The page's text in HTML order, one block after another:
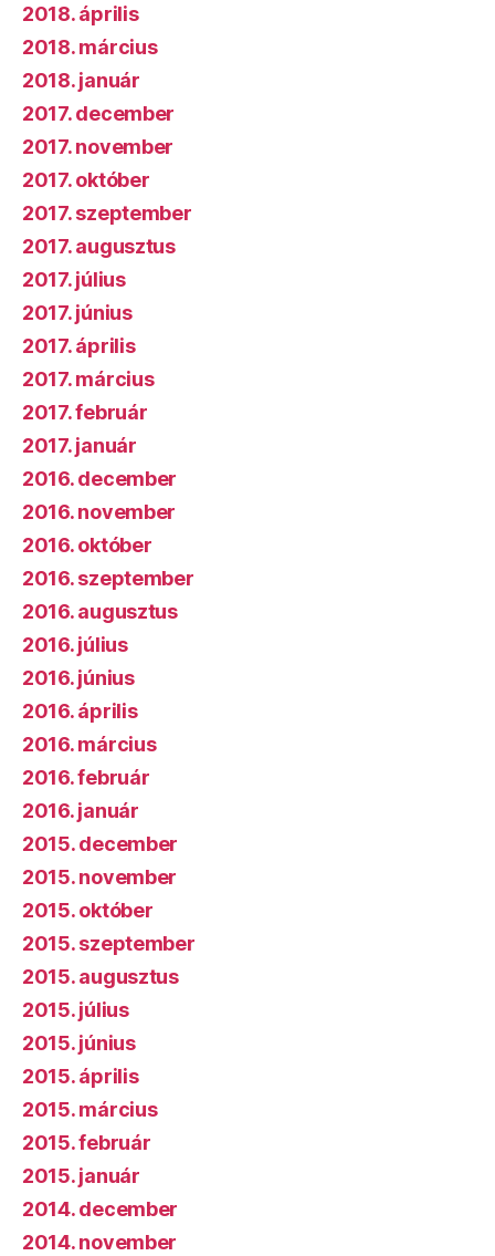
2018. április
2018. március
2018. január
2017. december
2017. november
2017. október
2017. szeptember
2017. augusztus
2017. július
2017. június
2017. április
2017. március
2017. február
2017. január
2016. december
2016. november
2016. október
2016. szeptember
2016. augusztus
2016. július
2016. június
2016. április
2016. március
2016. február
2016. január
2015. december
2015. november
2015. október
2015. szeptember
2015. augusztus
2015. július
2015. június
2015. április
2015. március
2015. február
2015. január
2014. december
2014. november